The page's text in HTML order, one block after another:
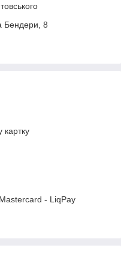
Бендери, 8
картку
- LiqPay